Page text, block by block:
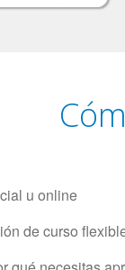
u online
de curso